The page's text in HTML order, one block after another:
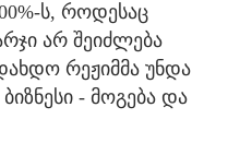
ს, როდესაც
არ შეიძლება
რეჟიმმა უნდა
- მოგება და